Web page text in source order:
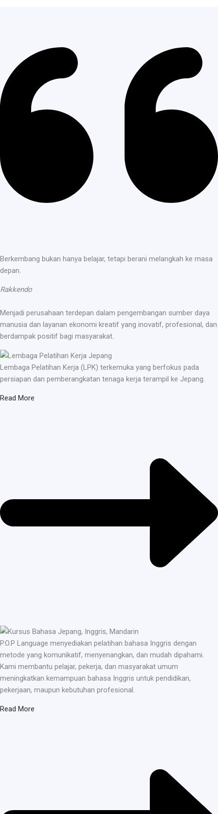
Berkembang bukan hanya belajar, tetapi berani melangkah ke masa
depan.
Rakkendo
Menjadi perusahaan terdepan dalam pengembangan sumber daya
manusia dan layanan ekonomi kreatif yang inovatif, profesional, dan
berdampak positif bagi masyarakat.
Lembaga Pelatihan Kerja (LPK) terkemuka yang berfokus pada
persiapan dan pemberangkatan tenaga kerja terampil ke Jepang.
Read More
P.O.P Language menyediakan pelatihan bahasa Inggris dengan
metode yang komunikatif, menyenangkan, dan mudah dipahami.
Kami membantu pelajar, pekerja, dan masyarakat umum
meningkatkan kemampuan bahasa Inggris untuk pendidikan,
pekerjaan, maupun kebutuhan profesional.
Read More